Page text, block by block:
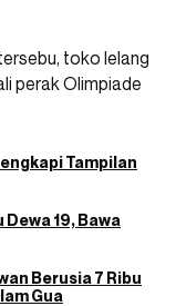
toko lelang
perak Olimpiade
Tampilan
Dewa 19, Bawa
Berusia 7 Ribu
Gua